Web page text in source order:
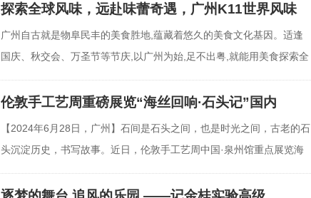
探索全球风味，远赴味蕾奇遇，广州K11世界风味
广州自古就是物阜民丰的美食胜地,蕴藏着悠久的美食文化基因。适逢
国庆、秋交会、万圣节等节庆,以广州为始,足不出粤,就能用美食探索全
球灵感
伦敦手工艺周重磅展览“海丝回响·石头记”国内
【2024年6月28日，广州】石间是石头之间，也是时光之间，古老的石
头沉淀历史，书写故事。近日，伦敦手工艺周中国·泉州馆重点展览海
丝回响